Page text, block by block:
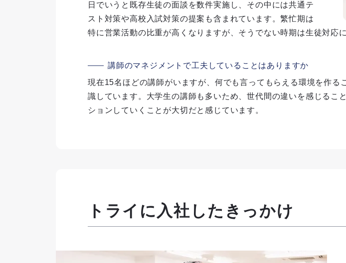
日でいうと既存生徒の面談を数件実施し、その中には共通テ
スト対策や高校入試対策の提案も含まれています。繁忙期は
特に営業活動の比重が高くなりますが、そうでない時期は生徒対応
講師のマネジメントで工夫していることはありますか
現在15名ほどの講師がいますが、何でも言ってもらえる環境を作
識しています。大学生の講師も多いため、世代間の違いを感じるこ
ションしていくことが大切だと感じています。
トライに入社したきっかけ